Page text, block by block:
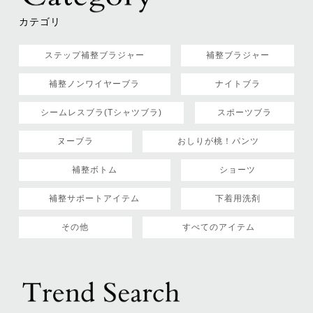
カテゴリ
ステップ補整ブラジャー 補整ブラジャー
補整ノンワイヤーブラ ナイトブラ
シームレスブラ(Tシャツブラ) スポーツブラ
ヌーブラ おしりが桃！パンツ
補整ボトム ショーツ
補整サポートアイテム 下着用洗剤
その他 すべてのアイテム